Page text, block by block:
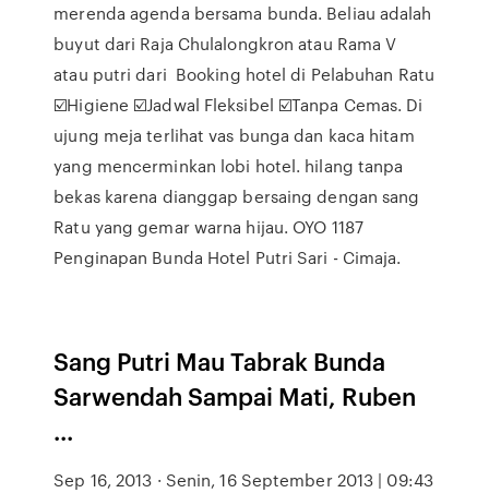
merenda agenda bersama bunda. Beliau adalah
buyut dari Raja Chulalongkron atau Rama V
atau putri dari Booking hotel di Pelabuhan Ratu
☑️Higiene ☑️Jadwal Fleksibel ☑️Tanpa Cemas. Di
ujung meja terlihat vas bunga dan kaca hitam
yang mencerminkan lobi hotel. hilang tanpa
bekas karena dianggap bersaing dengan sang
Ratu yang gemar warna hijau. OYO 1187
Penginapan Bunda Hotel Putri Sari - Cimaja.
Sang Putri Mau Tabrak Bunda
Sarwendah Sampai Mati, Ruben
...
Sep 16, 2013 · Senin, 16 September 2013 | 09:43